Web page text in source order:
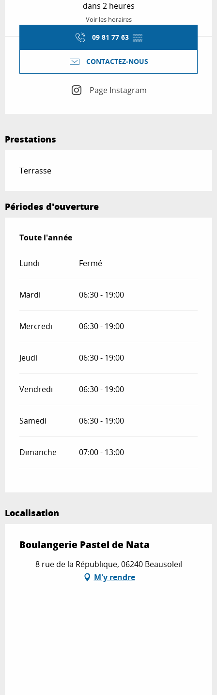
dans 2 heures
Voir les horaires
09 81 77 63 ▒▒
CONTACTEZ-NOUS
Page Instagram
Prestations
Terrasse
Périodes d'ouverture
Toute l'année
Toute l'année
Lundi Fermé
Mardi 06:30 - 19:00
Mercredi 06:30 - 19:00
Jeudi 06:30 - 19:00
Vendredi 06:30 - 19:00
Samedi 06:30 - 19:00
Dimanche 07:00 - 13:00
Localisation
Boulangerie Pastel de Nata
8 rue de la République, 06240 Beausoleil
M'y rendre